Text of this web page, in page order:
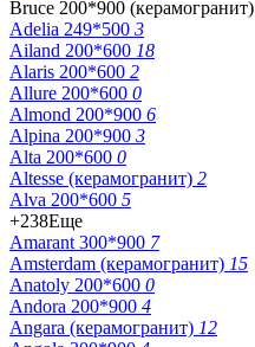
Bruce 200*900 (керамогранит)
Adelia 249*500 3
Ailand 200*600 18
Alaris 200*600 2
Allure 200*600 0
Almond 200*900 6
Alpina 200*900 3
Alta 200*600 0
Altesse (керамогранит) 2
Alva 200*600 5
+238Еще
Amarant 300*900 7
Amsterdam (керамогранит) 15
Anatoly 200*600 0
Andora 200*900 4
Angara (керамогранит) 12